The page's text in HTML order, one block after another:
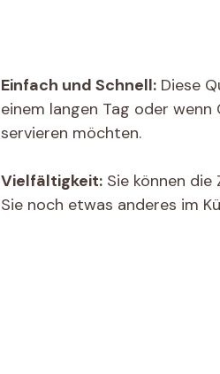
Einfach und Schnell: Diese
einem langen Tag oder
servieren möchten.
Vielfältigkeit: Sie können
Sie noch etwas anderes im